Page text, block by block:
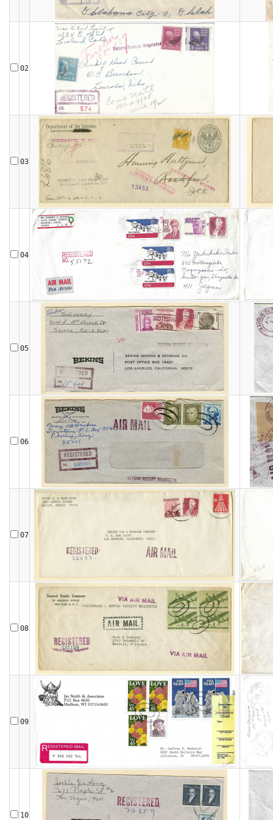
02
03
04
05
06
07
08
09
10